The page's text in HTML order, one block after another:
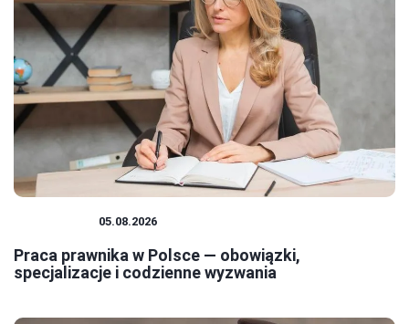
05.08.2026
Praca prawnika w Polsce — obowiązki,
specjalizacje i codzienne wyzwania